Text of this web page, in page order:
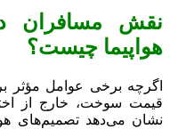
نقش مسافران
هواپیما چیست؟
اگرچه برخی عوامل مؤثر
قیمت سوخت، خارج از
نشان می‌دهد تصمیم‌های